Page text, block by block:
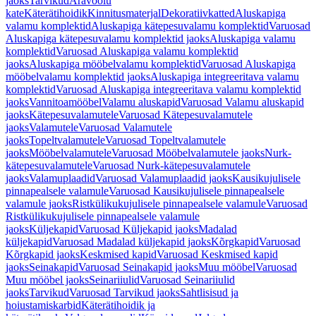
kateKäterätihoidikKinnitusmaterjalDekoratiivkattedAluskapiga
valamu komplektidAluskapiga kätepesuvalamu komplektidVaruosad
Aluskapiga kätepesuvalamu komplektid jaoksAluskapiga valamu
komplektidVaruosad Aluskapiga valamu komplektid
jaoksAluskapiga mööbelvalamu komplektidVaruosad Aluskapiga
mööbelvalamu komplektid jaoksAluskapiga integreeritava valamu
komplektidVaruosad Aluskapiga integreeritava valamu komplektid
jaoksVannitoamööbelValamu aluskapidVaruosad Valamu aluskapid
jaoksKätepesuvalamuteleVaruosad Kätepesuvalamutele
jaoksValamuteleVaruosad Valamutele
jaoksTopeltvalamuteleVaruosad Topeltvalamutele
jaoksMööbelvalamuteleVaruosad Mööbelvalamutele jaoksNurk-
kätepesuvalamuteleVaruosad Nurk-kätepesuvalamutele
jaoksValamuplaadidVaruosad Valamuplaadid jaoksKausikujulisele
pinnapealsele valamuleVaruosad Kausikujulisele pinnapealsele
valamule jaoksRistkülikukujulisele pinnapealsele valamuleVaruosad
Ristkülikukujulisele pinnapealsele valamule
jaoksKüljekapidVaruosad Küljekapid jaoksMadalad
küljekapidVaruosad Madalad küljekapid jaoksKõrgkapidVaruosad
Kõrgkapid jaoksKeskmised kapidVaruosad Keskmised kapid
jaoksSeinakapidVaruosad Seinakapid jaoksMuu mööbelVaruosad
Muu mööbel jaoksSeinariiulidVaruosad Seinariiulid
jaoksTarvikudVaruosad Tarvikud jaoksSahtlisisud ja
hoiustamiskarbidKäterätihoidik ja